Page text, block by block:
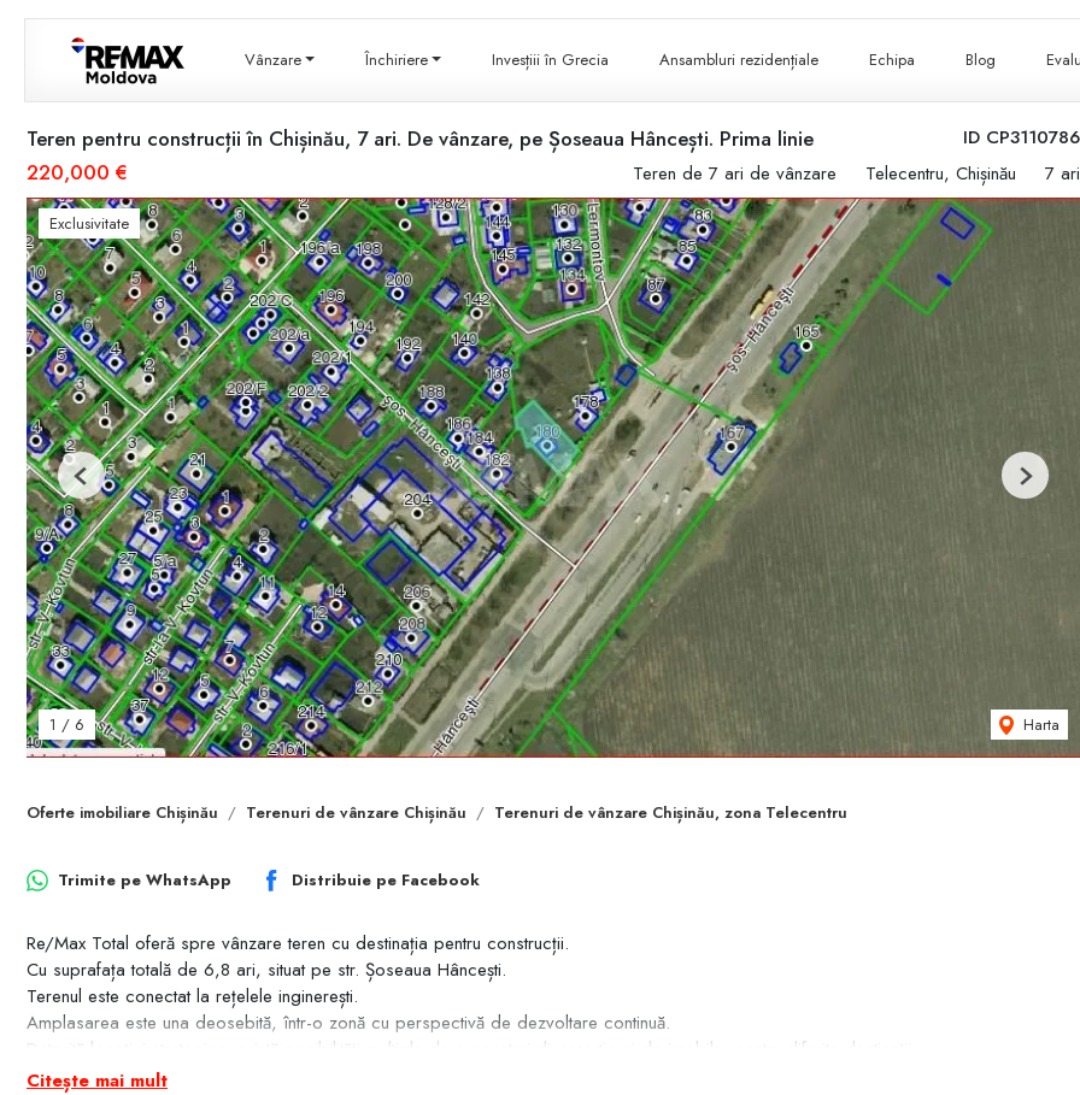
Vânzare Închiriere Invesțiii în Grecia Ansambluri rezidențiale Echipa Blog
ID CP3110786
Teren pentru construcții în Chișinău, 7 ari. De vânzare, pe Șoseaua Hâncești. Prima linie
220,000 €
Teren de 7 ari de vânzare Telecentru, Chișinău 7 ari
Exclusivitate
1 / 6 Harta
Previous Next
Oferte imobiliare Chișinău Terenuri de vânzare Chișinău Terenuri de vânzare Chișinău, zona Telecentru
Trimite pe WhatsApp Distribuie pe Facebook
Re/Max Total oferă spre vânzare teren cu destinația pentru construcții.
Cu suprafața totală de 6,8 ari, situat pe str. Șoseaua Hâncești.
Terenul este conectat la rețelele inginerești.
Amplasarea este una deosebită, într-o zonă cu perspectivă de dezvoltare continuă.
Datorită locației strategice, există posibilități multiple de a construi diverse tipuri de imobile, pentru diferite destinații.
Terenul este poziționat pe prima linie, ceea ce reprezintă un avantaj semnificativ.
Citește mai mult